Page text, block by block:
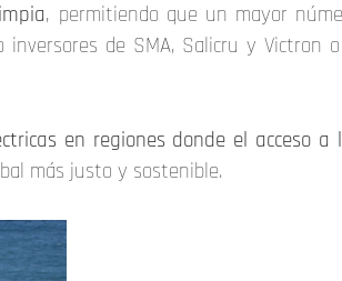
, permitiendo que un mayor
de SMA, Salicru y
en regiones donde el acceso
más justo y sostenible.